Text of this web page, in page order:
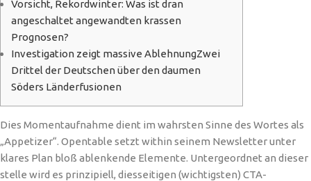
Vorsicht, Rekordwinter: Was ist dran
angeschaltet angewandten krassen
Prognosen?
Investigation zeigt massive AblehnungZwei
Drittel der Deutschen über den daumen
Söders Länderfusionen
Dies Momentaufnahme dient im wahrsten Sinne des Wortes als
„Appetizer“. Opentable setzt within seinem Newsletter unter
klares Plan bloß ablenkende Elemente. Untergeordnet an dieser
stelle wird es prinzipiell, diesseitigen (wichtigsten) CTA-